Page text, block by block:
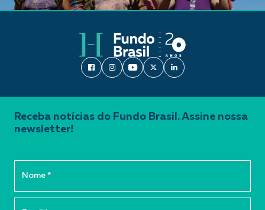
Receba notícias do Fundo Brasil. Assine nossa
newsletter!